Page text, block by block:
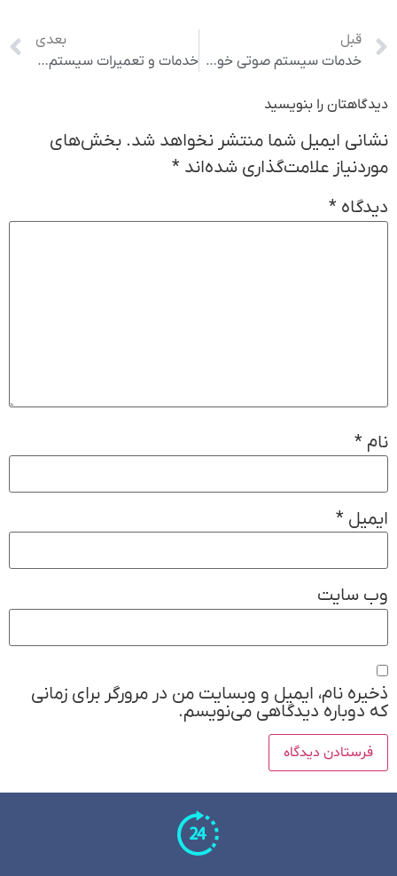
قبل
خدمات سیستم صوتی خودروسازی شرکت نیسان
بعدی
خدمات و تعمیرات سیستم صوتی BYD
دیدگاهتان را بنویسید
نشانی ایمیل شما منتشر نخواهد شد. بخش‌های
موردنیاز علامت‌گذاری شده‌اند *
دیدگاه *
نام *
ایمیل *
وب‌ سایت
ذخیره نام، ایمیل و وبسایت من در مرورگر برای زمانی
که دوباره دیدگاهی می‌نویسم.